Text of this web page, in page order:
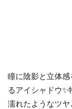
瞳に陰影と立体
るアイシャドウ✨
濡れたようなツ